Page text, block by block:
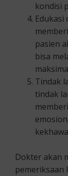
kondisi
Edukasi
pasien
bisa
Tindak
tindak
Dokter akan